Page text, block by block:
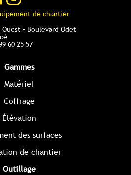
être
choisies
de chantier
Ouest – Boulevard Odet
60 25 57
Gammes
Matériel
Coffrage
Élévation
des surfaces
de chantier
Outillage